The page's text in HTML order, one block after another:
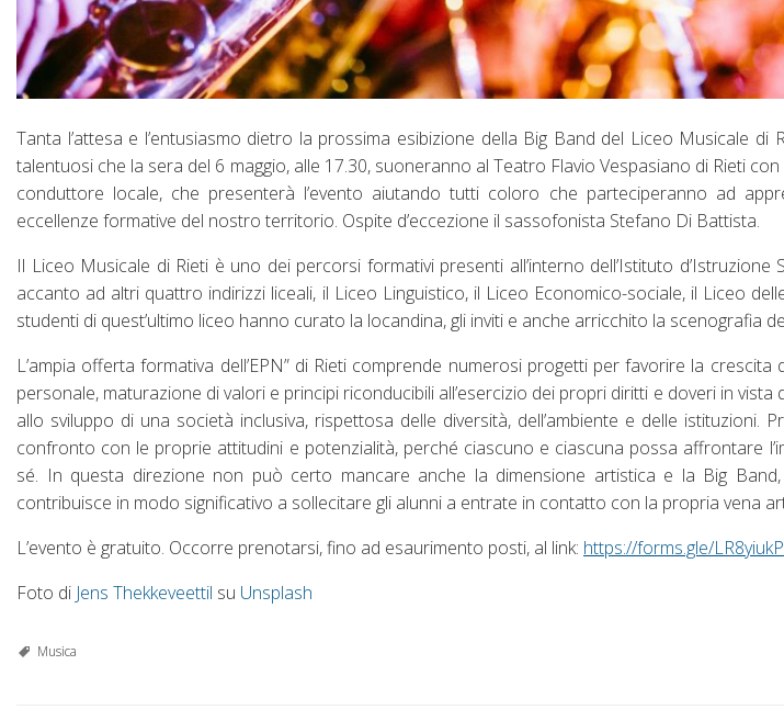
Tanta l’attesa e l’entusiasmo dietro la prossima esibizione della Big Band del Liceo Musicale di
talentuosi che la sera del 6 maggio, alle 17.30, suoneranno al Teatro Flavio Vespasiano di Rieti
conduttore locale, che presenterà l’evento aiutando tutti coloro che parteciperanno ad
eccellenze formative del nostro territorio. Ospite d’eccezione il sassofonista Stefano Di Battista.
Il Liceo Musicale di Rieti è uno dei percorsi formativi presenti all’interno dell’Istituto d’Istruzione
accanto ad altri quattro indirizzi liceali, il Liceo Linguistico, il Liceo Economico-sociale, il Liceo
studenti di quest’ultimo liceo hanno curato la locandina, gli inviti e anche arricchito la scenografia
L’ampia offerta formativa dell’EPN” di Rieti comprende numerosi progetti per favorire la
personale, maturazione di valori e principi riconducibili all’esercizio dei propri diritti e doveri in
allo sviluppo di una società inclusiva, rispettosa delle diversità, dell’ambiente e delle istituzioni.
confronto con le proprie attitudini e potenzialità, perché ciascuno e ciascuna possa affrontare
sé. In questa direzione non può certo mancare anche la dimensione artistica e la Big
contribuisce in modo significativo a sollecitare gli alunni a entrate in contatto con la propria vena
L’evento è gratuito. Occorre prenotarsi, fino ad esaurimento posti, al link: https://forms.gle/
Foto di Jens Thekkeveettil su Unsplash
Musica